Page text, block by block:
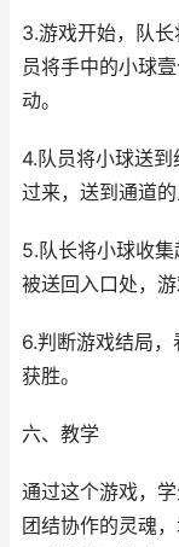
3.游戏开始，队
员将手中的小球
动。
4.队员将小球送
过来，送到通道的
5.队长将小球收
被送回入口处，游
6.判断游戏结局
获胜。
六、教学
通过这个游戏，
团结协作的灵魂